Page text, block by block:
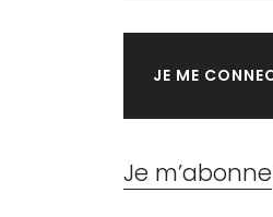
Je m’abonne